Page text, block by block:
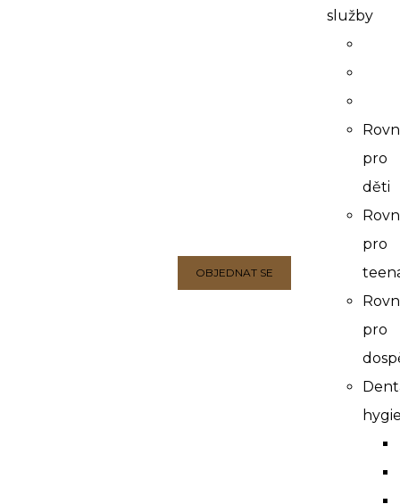
OBJEDNAT SE
služby
pro
děti
pro
pro